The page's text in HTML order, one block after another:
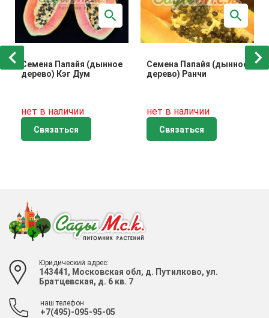
Семена Папайя (дынное
дерево) Кэг Дум
нет в наличии
Связаться
Семена Папайя (дынное
дерево) Ранчи
нет в наличии
Связаться
Юридический адрес:
143441, Московская обл, д. Путилково, ул.
Братцевская, д. 6 кв. 7
наш телефон
+7(495)-095-95-05